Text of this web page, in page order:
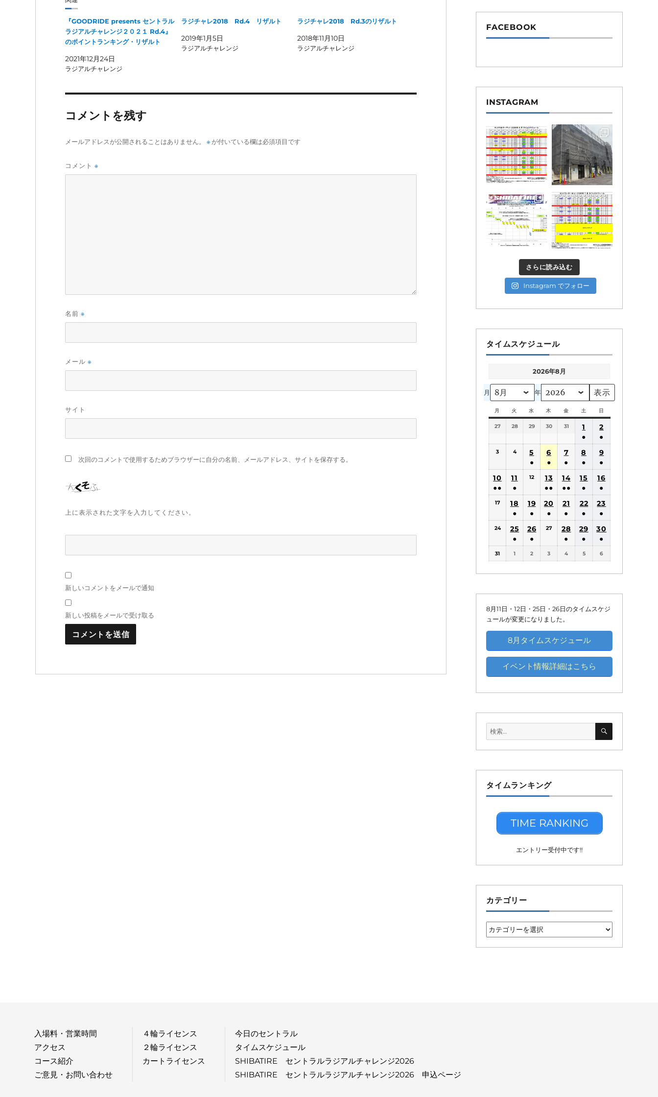
『GOODRIDE presents セントラル
ラジアルチャレンジ２０２１ Rd.4』
のポイントランキング・リザルト
2021年12月24日
ラジアルチャレンジ
ラジチャレ2018 Rd.4 リザルト
2019年1月5日
ラジアルチャレンジ
ラジチャレ2018 Rd.3のリザルト
2018年11月10日
ラジアルチャレンジ
コメントを残す
メールアドレスが公開されることはありません。 ※ が付いている欄は必須項目です
コメント ※
名前 ※
メール ※
サイト
次回のコメントで使用するためブラウザーに自分の名前、メールアドレス、サイトを保存する。
上に表示された文字を入力してください。
新しいコメントをメールで通知
新しい投稿をメールで受け取る
FACEBOOK
INSTAGRAM
さらに読み込む
Instagram でフォロー
タイムスケジュール
2026年8月
月 年
月
曜
日
火
曜
日
水
曜
日
木
曜
日
金
曜
土
曜
日
曜
27 28 29 30 31
1
●
(1
件
の
イ
ベ
ン
ト)
2
●
(1
件
の
イ
ベ
ン
ト)
3 4
5
●
(1
の
イ
ベ
ン
ト)
6
●
(1
件
の
イ
ベ
ン
7
●
(1
件
の
イ
ベ
ン
ト)
8
●
(1
件
の
イ
ベ
ン
ト)
9
●
(1
件
の
イ
ベ
ン
ト)
10
●●
(2
の
イ
ン
11
●
(1
件
の
イ
ベ
ン
12
13
●●
(2
件
の
イ
ン
14
●●
(2
件
の
イ
ベ
ン
15
●
(1
件
の
イ
ベ
ン
16
●
(1
件
の
イ
ベ
ン
17
18
●
(1
件
イ
19
●
(1
件
イ
20
●
(1
イ
21
●
(1
件
イ
22
●
(1
件
イ
23
●
(1
件
イ
24
25
●
件
ベ
ン
ト)
26
●
件
ベ
ン
ト)
27
28
●
件
ベ
ン
29
●
件
ベ
ン
30
●
件
ベ
ン
31 1 2 3 4 5 6
8月11日・12日・25日・26日のタイムスケジ
ュールが変更になりました。
8月タイムスケジュール
イベント情報詳細はこちら
検
索:
検
タイムランキング
TIME RANKING
エントリー受付中です!!
カテゴリー
カ
テ
入場料・営業時間
アクセス
コース紹介
ご意見・お問い合わせ
４輪ライセンス
２輪ライセンス
カートライセンス
今日のセントラル
タイムスケジュール
SHIBATIRE セントラルラジアルチャレンジ2026
SHIBATIRE セントラルラジアルチャレンジ2026 申込ページ